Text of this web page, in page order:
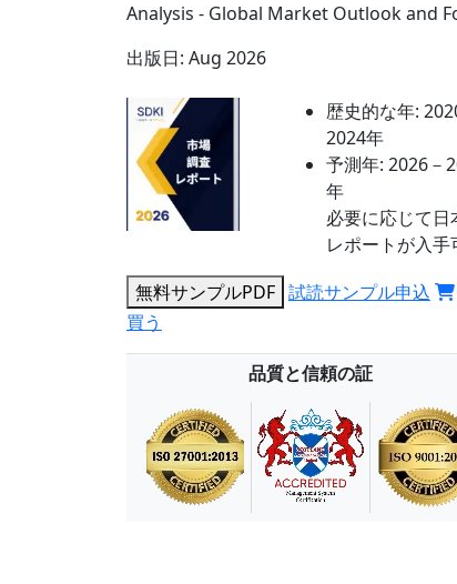
Analysis - Global Market Outlook and
出版日: Aug 2026
歴史的な年:
2024年
予測年: 2026－
年
必要に応じて日
レポートが入手
無料サンプルPDF 試読サンプル申込
買う
品質と信頼の証